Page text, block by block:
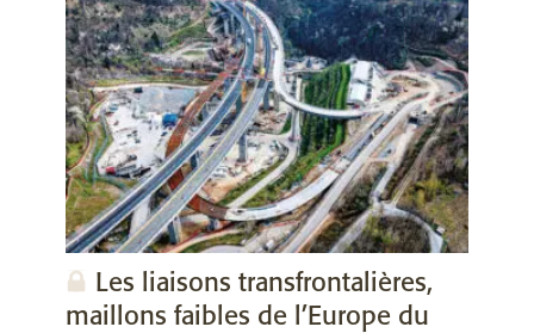
Les liaisons transfrontalières,
maillons faibles de l’Europe du